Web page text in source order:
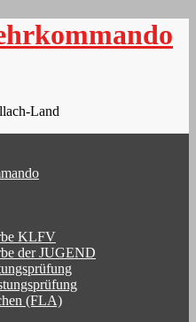
KLFV
der JUGEND
(FLA)